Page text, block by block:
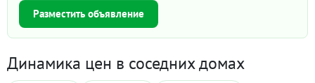
Разместить объявление
Динамика цен в соседних домах